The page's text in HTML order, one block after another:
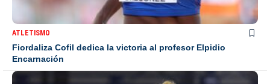
ATLETISMO
Fiordaliza Cofil dedica la victoria al profesor Elpidio
Encarnación